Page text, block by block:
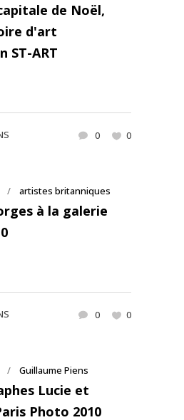
de Noël,
d'art
ST-ART
0 0
artistes britanniques
à la galerie
0 0
Guillaume Piens
Lucie et
Photo 2010